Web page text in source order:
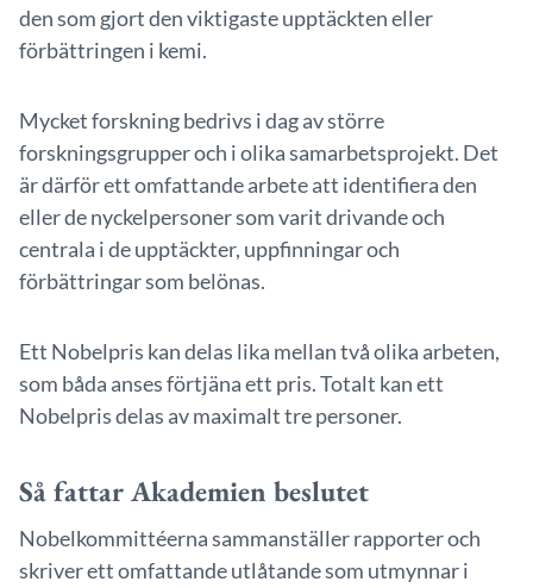
den som gjort den viktigaste upptäckten eller
förbättringen i kemi.
Mycket forskning bedrivs i dag av större
forskningsgrupper och i olika samarbetsprojekt. Det
är därför ett omfattande arbete att identifiera den
eller de nyckelpersoner som varit drivande och
centrala i de upptäckter, uppfinningar och
förbättringar som belönas.
Ett Nobelpris kan delas lika mellan två olika arbeten,
som båda anses förtjäna ett pris. Totalt kan ett
Nobelpris delas av maximalt tre personer.
Så fattar Akademien beslutet
Nobelkommittéerna sammanställer rapporter och
skriver ett omfattande utlåtande som utmynnar i